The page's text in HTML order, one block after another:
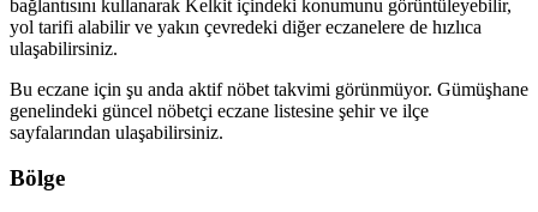
bağlantısını kullanarak Kelkit içindeki konumunu görüntüleyebilir,
yol tarifi alabilir ve yakın çevredeki diğer eczanelere de hızlıca
ulaşabilirsiniz.
Bu eczane için şu anda aktif nöbet takvimi görünmüyor. Gümüşhane
genelindeki güncel nöbetçi eczane listesine şehir ve ilçe
sayfalarından ulaşabilirsiniz.
Bölge